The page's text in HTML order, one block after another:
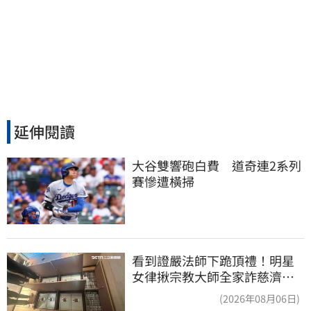
延伸閱讀
大谷雙響砲白費　道奇連2系列
賽慘遭橫掃
看到證嚴法師下跪頂禮！明星
女律揪宗教大師全家詐慈濟…
(2026年08月06日)